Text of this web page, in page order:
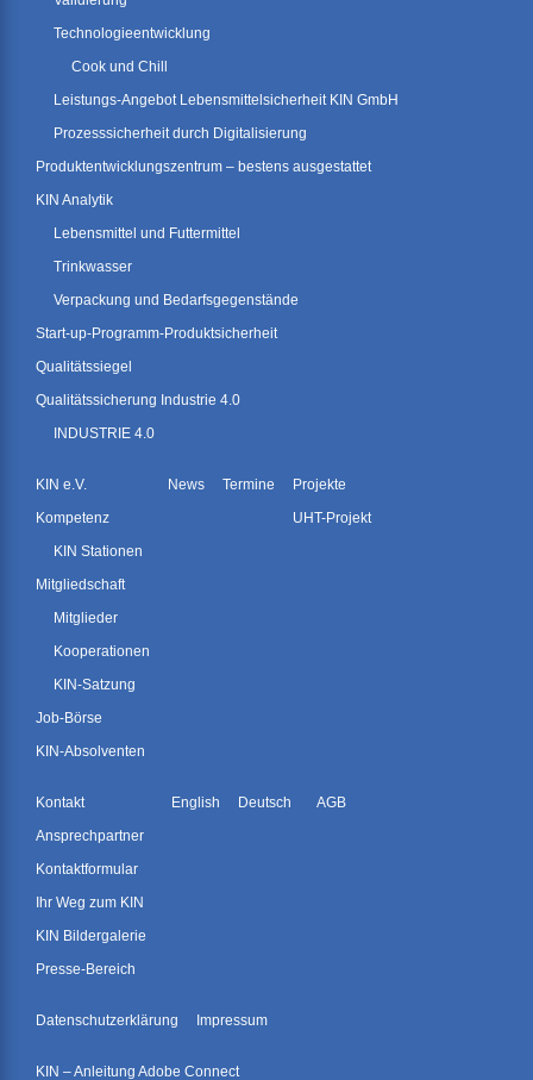
Technologieentwicklung
Cook und Chill
Leistungs-Angebot Lebensmittelsicherheit KIN GmbH
Prozesssicherheit durch Digitalisierung
Produktentwicklungszentrum – bestens ausgestattet
KIN Analytik
Lebensmittel und Futtermittel
Trinkwasser
Verpackung und Bedarfsgegenstände
Start-up-Programm-Produktsicherheit
Qualitätssiegel
Qualitätssicherung Industrie 4.0
INDUSTRIE 4.0
KIN e.V.
Kompetenz
KIN Stationen
Mitgliedschaft
Mitglieder
Kooperationen
KIN-Satzung
Job-Börse
KIN-Absolventen
News Termine
Projekte
UHT-Projekt
Kontakt
Ansprechpartner
Kontaktformular
Ihr Weg zum KIN
KIN Bildergalerie
Presse-Bereich
English Deutsch AGB
Datenschutzerklärung Impressum
KIN – Anleitung Adobe Connect